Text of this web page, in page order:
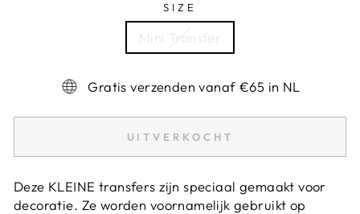
SIZE
Mini Transfer
Gratis verzenden vanaf €65 in NL
UITVERKOCHT
Deze KLEINE transfers zijn speciaal gemaakt voor
decoratie. Ze worden voornamelijk gebruikt op